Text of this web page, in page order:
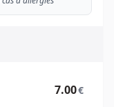
7.00€